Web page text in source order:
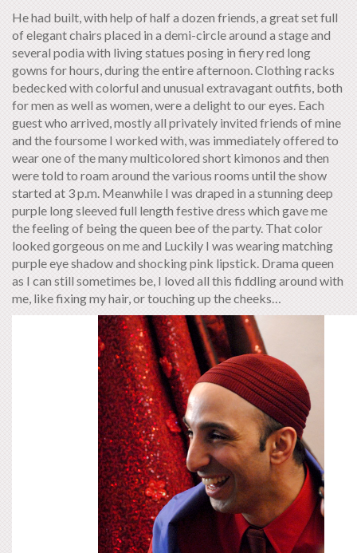
He had built, with help of half a dozen friends, a great set full
of elegant chairs placed in a demi-circle around a stage and
several podia with living statues posing in fiery red long
gowns for hours, during the entire afternoon. Clothing racks
bedecked with colorful and unusual extravagant outfits, both
for men as well as women, were a delight to our eyes. Each
guest who arrived, mostly all privately invited friends of mine
and the foursome I worked with, was immediately offered to
wear one of the many multicolored short kimonos and then
were told to roam around the various rooms until the show
started at 3 p.m. Meanwhile I was draped in a stunning deep
purple long sleeved full length festive dress which gave me
the feeling of being the queen bee of the party. That color
looked gorgeous on me and Luckily I was wearing matching
purple eye shadow and shocking pink lipstick. Drama queen
as I can still sometimes be, I loved all this fiddling around with
me, like fixing my hair, or touching up the cheeks…